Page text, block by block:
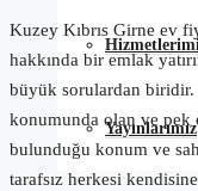
Yayınlarımız
Kuzey Kıbrıs Girne ev
hakkında bir emlak
büyük sorulardan biridir.
konumunda olan ve
bulunduğu konum ve
tarafsız herkesi